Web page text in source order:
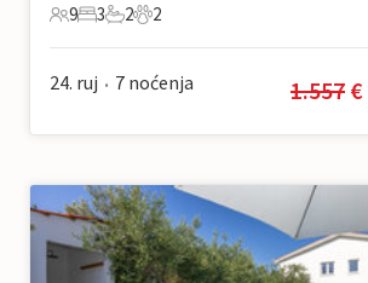
9 Gosti
9
3 Spavaće sobe
3
2 Kupaonice
2
2 Kućni ljubimac
2
24. ruj • 7 noćenja 1.557 €